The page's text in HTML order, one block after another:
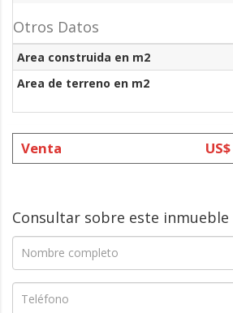
Otros Datos
Area construida en m2
Area de terreno en m2
Venta US$
Consultar sobre este inmueble